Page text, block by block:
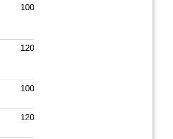
100
120
100
120